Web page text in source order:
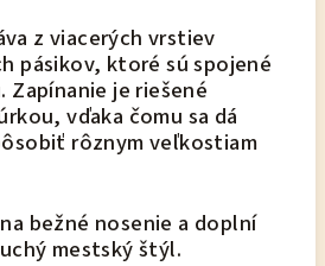
z viacerých vrstiev
pásikov, ktoré sú spojené
Zapínanie je riešené
vďaka čomu sa dá
rôznym veľkostiam
bežné nosenie a doplní
mestský štýl.